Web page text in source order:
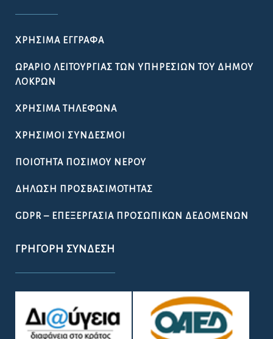
ΧΡΉΣΙΜΑ ΈΓΓΡΑΦΑ
ΩΡΆΡΙΟ ΛΕΙΤΟΥΡΓΊΑΣ ΤΩΝ ΥΠΗΡΕΣΙΏΝ ΤΟΥ ΔΉΜΟΥ
ΛΟΚΡΏΝ
ΧΡΉΣΙΜΑ ΤΗΛΈΦΩΝΑ
ΧΡΉΣΙΜΟΙ ΣΎΝΔΕΣΜΟΙ
ΠΟΙΌΤΗΤΑ ΠΌΣΙΜΟΥ ΝΕΡΟΎ
ΔΉΛΩΣΗ ΠΡΟΣΒΑΣΙΜΌΤΗΤΑΣ
GDPR – ΕΠΕΞΕΡΓΑΣΙΑ ΠΡΟΣΩΠΙΚΩΝ ΔΕΔΟΜΕΝΩΝ
ΓΡΉΓΟΡΗ ΣΎΝΔΕΣΗ